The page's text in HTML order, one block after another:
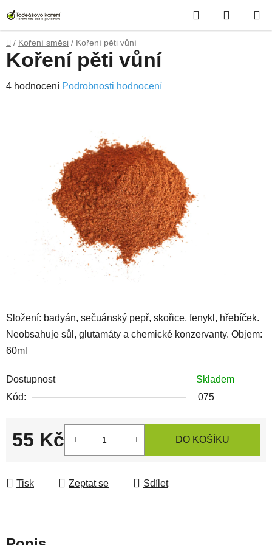
na
obsah
Hledat
KOŠÍK
Domů
/ Koření směsi / Koření pěti vůní
Složení: badyán, sečuánský pepř, skořice, fenykl, hřebíček.
Neobsahuje sůl, glutamáty a chemické konzervanty. Objem:
60ml
Dostupnost
Skladem
Kód:
075
55 Kč
Měrná cena:
DO KOŠÍKU
Tisk Zeptat se Sdílet
Koření pěti vůní
Průměrné
hvězdiček.
4 hodnocení Podrobnosti hodnocení